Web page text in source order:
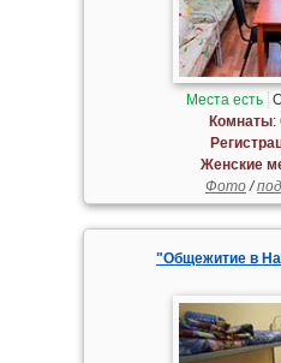
Места есть
Комнаты:
Женские
Фото/
"Общежитие в